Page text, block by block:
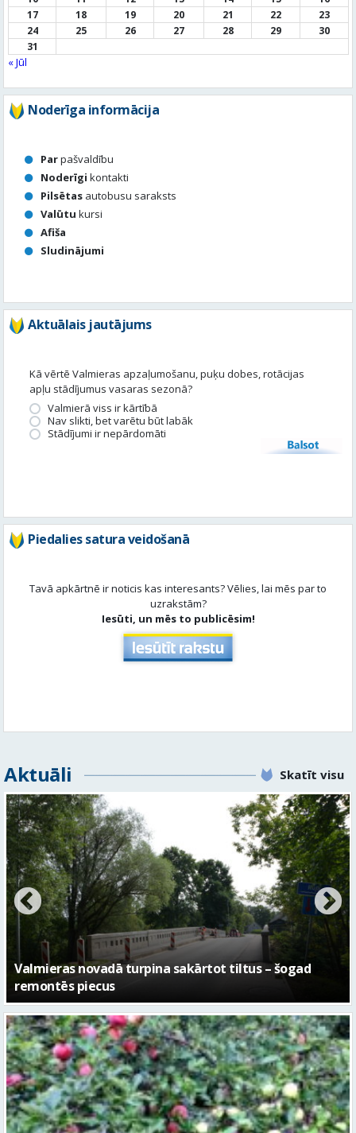
17
18 19 20 21 22
23
24
25 26 27 28 29
30
31
« Jūl
Noderīga informācija
Parpašvaldību
Noderīgi kontakti
Pilsētas autobusu saraksts
Valūtu kursi
Afiša
Sludinājumi
Aktuālais jautājums
Kā vērtē Valmieras apzaļumošanu, puķu dobes, rotācijas
apļu stādījumus vasaras sezonā?
Valmierā viss ir kārtībā
Nav slikti, bet varētu būt labāk
Stādījumi ir nepārdomāti
Balsot
Piedalies satura veidošanā
Tavā apkārtnē ir noticis kas interesants? Vēlies, lai mēs par to
uzrakstām?
Iesūti, un mēs to publicēsim!
Aktuāli Skatīt visu
No pagaidu teātra līdz laikmetīgās kultūras centram
– kā attīstīsies “Kurtuve”